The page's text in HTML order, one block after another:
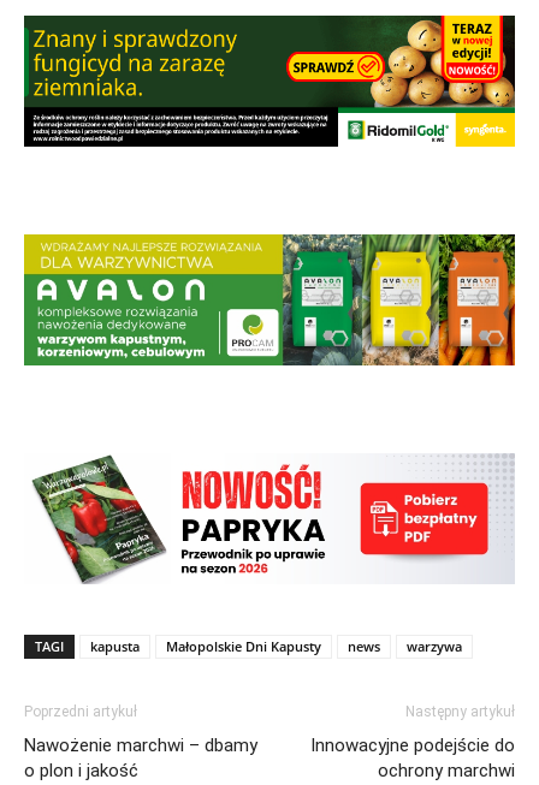
TAGI kapusta Małopolskie Dni Kapusty news warzywa
Poprzedni artykuł
Nawożenie marchwi – dbamy
o plon i jakość
Następny artykuł
Innowacyjne podejście do
ochrony marchwi